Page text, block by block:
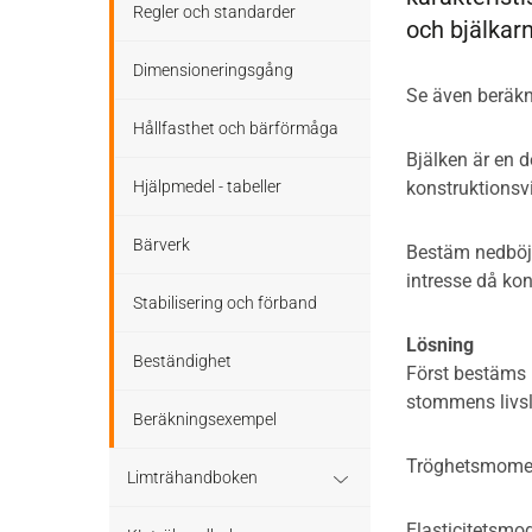
Stomme
Stomkomplettering
Trädäck
Bullerskärmar
Träbroar
Regler och standarder
Dimensioneringsgång
Hållfasthet och bärförmåga
Hjälpmedel - tabeller
Bärverk
Stabilisering och förband
Beständighet
Beräkningsexempel
Limträhandboken
och
Se även
Bjälken är en
Bestäm
intresse då
Lösning
Först
stommens